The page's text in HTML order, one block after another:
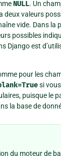
NULL. Un
deux valeurs
vide. Dans la
possibles
Django est
pour les
si
puisque le
la base de
du moteur de